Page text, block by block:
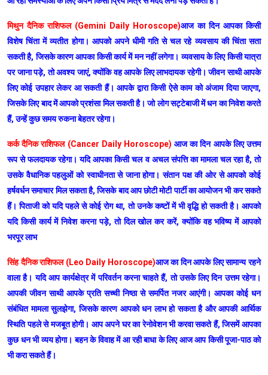
मिथुन दैनिक राशिफल (Gemini Daily Horoscope)आज का दिन आपका किसी
विशेष चिंता में व्यतीत होगा। आपको अपने धीमी गति से चल रहे व्यवसाय की चिंता सता
सकती है, जिसके कारण आपका किसी कार्य में मन नहीं लगेगा। व्यवसाय के लिए किसी यात्रा
पर जाना पड़े, तो अवश्य जाएं, क्योंकि वह आपके लिए लाभदायक रहेगी। जीवन साथी आपके
लिए कोई उपहार लेकर आ सकती हैं। आपके द्वारा किसी ऐसे काम को अंजाम दिया जाएगा,
जिसके लिए बाद में आपको प्रशंसा मिल सकती है। जो लोग सट्टेबाजी में धन का निवेश करते
हैं, उन्हें कुछ समय रुकना बेहतर रहेगा।
कर्क दैनिक राशिफल (Cancer Daily Horoscope)आज का दिन आपके लिए उत्तम
रूप से फलदायक रहेगा। यदि आपका किसी चल व अचल संपत्ति का मामला चल रहा है, तो
उसके वैधानिक पहलुओं को स्वाधीनता से जाना होगा। संतान पक्ष की ओर से आपको कोई
हर्षवर्धन समाचार मिल सकता है, जिसके बाद आप छोटी मोटी पार्टी का आयोजन भी कर सकते
हैं। पिताजी को यदि पहले से कोई रोग था, तो उनके कष्टों में भी वृद्धि हो सकती है। आपको
यदि किसी कार्य में निवेश करना पड़े, तो दिल खोल कर करें, क्योंकि वह भविष्य में आपको
भरपूर लाभ
सिंह दैनिक राशिफल (Leo Daily Horoscope)आज का दिन आपके लिए सामान्य रहने
वाला है। यदि आप कार्यक्षेत्र में परिवर्तन करना चाहते हैं, तो उसके लिए दिन उत्तम रहेगा।
आपकी जीवन साथी आपके प्रति सच्ची निष्ठा से समर्पित नजर आएंगी। आपका कोई धन
संबंधित मामला सुलझेगा, जिसके कारण आपको धन लाभ हो सकता है और आपकी आर्थिक
स्थिति पहले से मजबूत होगी। आप अपने घर का रेनोवेशन भी करवा सकते हैं, जिसमें आपका
कुछ धन भी व्यय होगा। बहन के विवाह में आ रही बाधा के लिए आज आप किसी पूजा-पाठ को
भी करा सकते हैं।